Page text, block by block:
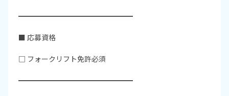
━━━━━━━━━━━━━━━━
■ 応募資格
□ フォークリフト免許必須
━━━━━━━━━━━━━━━━